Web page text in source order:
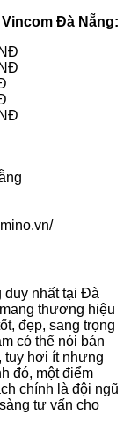
Vincom Đà Nẵng:
duy nhất tại Đà
thương hiệu
đẹp, sang trọng
có thể nói bán
tuy hơi ít nhưng
đó, một điểm
chính là đội ngũ
tư vấn cho